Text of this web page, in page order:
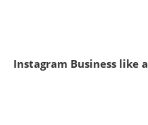
Instagram Business like